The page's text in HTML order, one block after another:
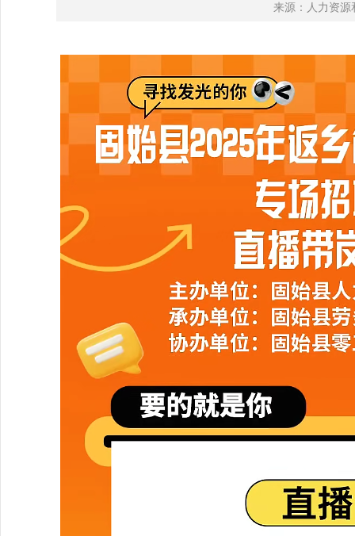
来源：人力资源